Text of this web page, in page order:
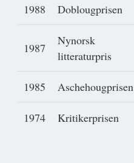
1988 Doblougprisen
1987
Nynorsk
litteraturpris
1985 Aschehougprisen
1974 Kritikerprisen